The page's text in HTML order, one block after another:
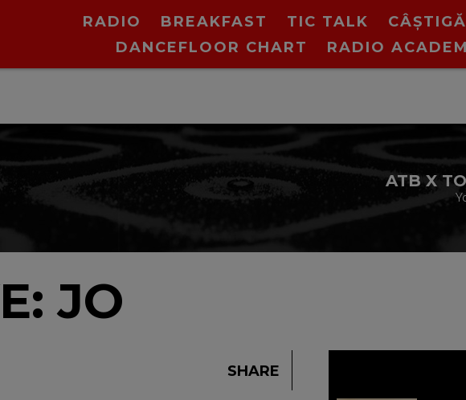
RADIO BREAKFAST TIC TALK CÂȘTIGĂ
DANCEFLOOR CHART
RADIO
JO
SHARE